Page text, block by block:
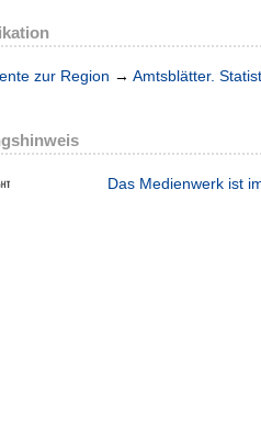
zur Region → Amtsblätter.
Das Medienwerk ist